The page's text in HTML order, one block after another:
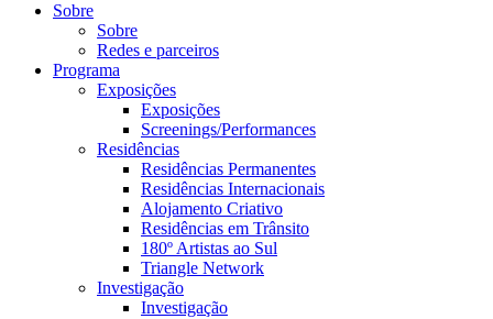
Sobre
Sobre
Redes e parceiros
Programa
Exposições
Exposições
Screenings/Performances
Residências
Residências Permanentes
Residências Internacionais
Alojamento Criativo
Residências em Trânsito
180º Artistas ao Sul
Triangle Network
Investigação
Investigação